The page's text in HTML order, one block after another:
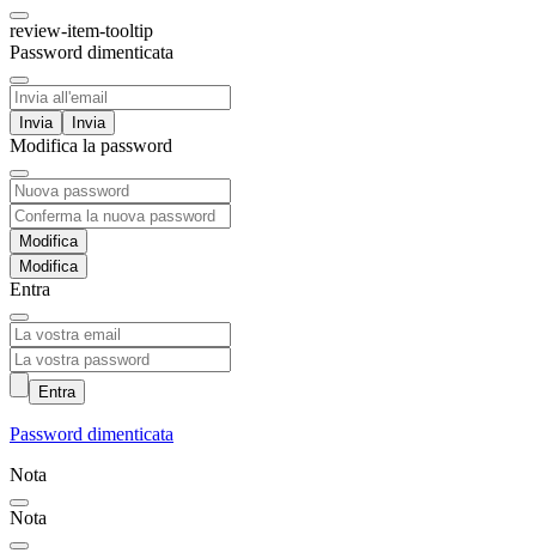
review-item-tooltip
Password dimenticata
Invia
Modifica la password
Modifica
Entra
Entra
Password dimenticata
Nota
Nota